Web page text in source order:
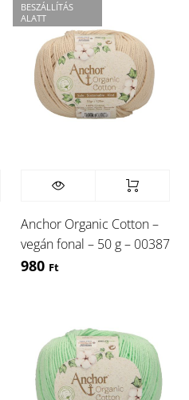
BESZÁLLÍTÁS
ALATT
Anchor Organic Cotton –
vegán fonal – 50 g – 00387
980 Ft